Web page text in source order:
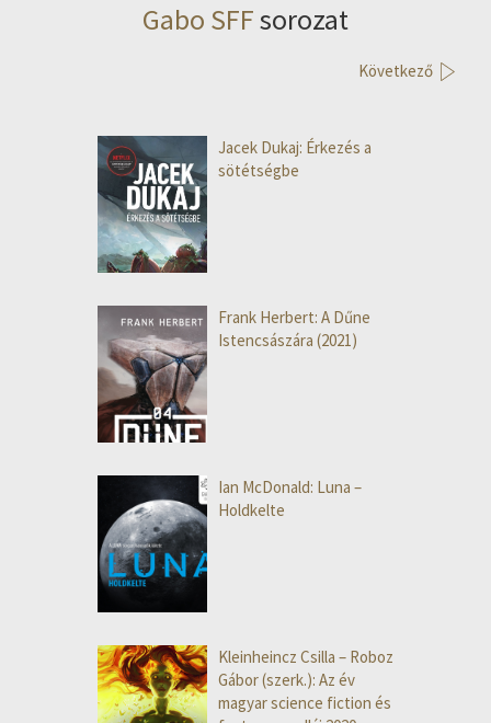
Gabo SFFsorozat
Következő
Jacek Dukaj: Érkezés a
sötétségbe
Frank Herbert: A Dűne
Istencsászára (2021)
Ian McDonald: Luna –
Holdkelte
Kleinheincz Csilla – Roboz
Gábor (szerk.): Az év
magyar science fiction és